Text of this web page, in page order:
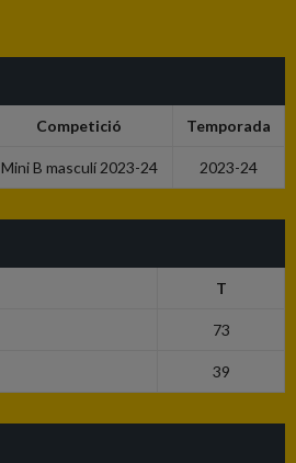
Competició Temporada
Mini B masculí 2023-24 2023-24
T
73
39